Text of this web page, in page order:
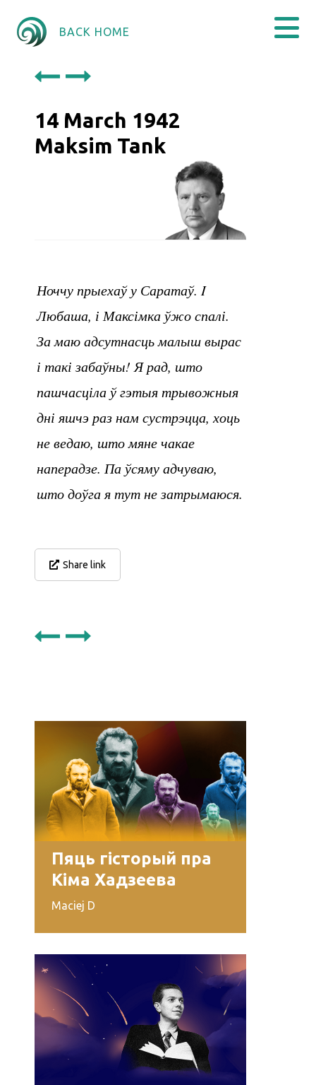
BACK HOME
14 March 1942
Maksim Tank
Ноччу прыехаў у Саратаў. I
Любаша, і Максімка ўжо спалі.
За маю адсутнасць малыш вырас
і такі забаўны! Я рад, што
пашчасціла ў гэтыя трывожныя
дні яшчэ раз нам сустрэцца, хоць
не ведаю, што мяне чакае
наперадзе. Па ўсяму адчуваю,
што доўга я тут не затрымаюся.
Share link
Пяць гісторый пра
Кіма Хадзеева
Maciej D